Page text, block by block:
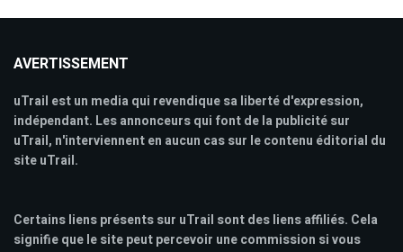
AVERTISSEMENT
uTrail est un media qui revendique sa liberté d'expression,
indépendant. Les annonceurs qui font de la publicité sur
uTrail, n'interviennent en aucun cas sur le contenu éditorial du
site uTrail.
Certains liens présents sur uTrail sont des liens affiliés. Cela
signifie que le site peut percevoir une commission si vous